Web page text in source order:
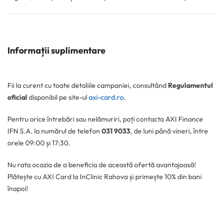
Informații suplimentare
Fii la curent cu toate detaliile campaniei, consultând Regulamentul
oficial disponibil pe site-ulaxi-card.ro.
Pentru orice întrebări sau nelămuriri, poți contacta AXI Finance
IFN S.A. la numărul de telefon 031 9033, de luni până vineri, între
orele 09:00 și 17:30.
Nu rata ocazia de a beneficia de această ofertă avantajoasă!
Plătește cu AXI Card la InClinic Rahova și primește 10% din bani
înapoi!